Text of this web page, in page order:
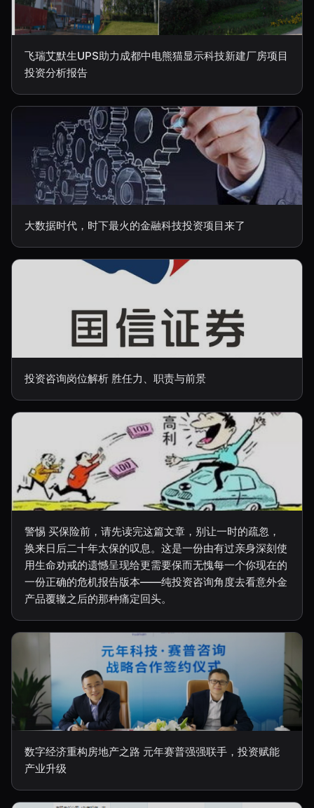
飞瑞艾默生UPS助力成都中电熊猫显示科技新建厂房项目
投资分析报告
大数据时代，时下最火的金融科技投资项目来了
投资咨询岗位解析 胜任力、职责与前景
警惕 买保险前，请先读完这篇文章，别让一时的疏忽，
换来日后二十年太保的叹息。这是一份由有过亲身深刻使
用生命劝戒的遗憾呈现给更需要保而无愧每一个你现在的
一份正确的危机报告版本——纯投资咨询角度去看意外金
产品覆辙之后的那种痛定回头。
数字经济重构房地产之路 元年赛普强强联手，投资赋能
产业升级